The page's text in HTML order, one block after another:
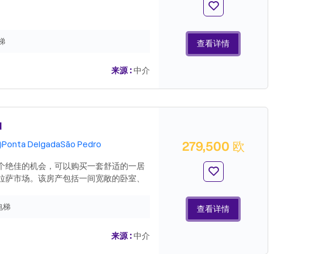
来源 :中介
查看详情
Ponta DelgadaSão Pedro
绝佳的机会，可以购买一套舒适的一居
市场。该房产包括一间宽敞的卧室、
。它还设有私人停车场，确保日常生活
.
梯
来源 :中介
279,500 欧
查看详情